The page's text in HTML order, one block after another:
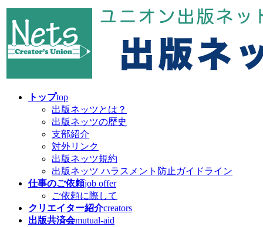
コ
ン
ン
ツ
ナ
ビ
ー
シ
トップtop
出版ネッツとは？
出版ネッツの歴史
支部紹介
対外リンク
出版ネッツ規約
出版ネッツ ハラスメント防止ガイドライン
仕事のご依頼job offer
ご依頼に際して
クリエイター紹介creators
出版共済会mutual-aid